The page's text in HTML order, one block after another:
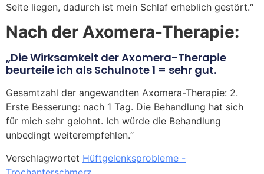
Seite liegen, dadurch ist mein Schlaf erheblich gestört.“
Nach der Axomera-Therapie:
„Die Wirksamkeit der Axomera-Therapie
beurteile ich als Schulnote 1 = sehr gut.
Gesamtzahl der angewandten Axomera-Therapie: 2.
Erste Besserung: nach 1 Tag. Die Behandlung hat sich
für mich sehr gelohnt. Ich würde die Behandlung
unbedingt weiterempfehlen.“
Verschlagwortet Hüftgelenksprobleme -